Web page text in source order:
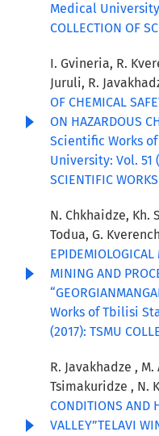
Medical
COLLECTION OF
I. Gvineria, R.
Juruli, R.
OF CHEMICAL
ON HAZARDOUS
Scientific Works
University: Vol. 51
SCIENTIFIC WORKS
N. Chkhaidze, Kh.
Todua, G.
MINING AND
Works of Tbilisi
(2017): TSMU
R. Javakhadze ,
Tsimakuridze , N.
CONDITIONS AND
VALLEY”TELAVI